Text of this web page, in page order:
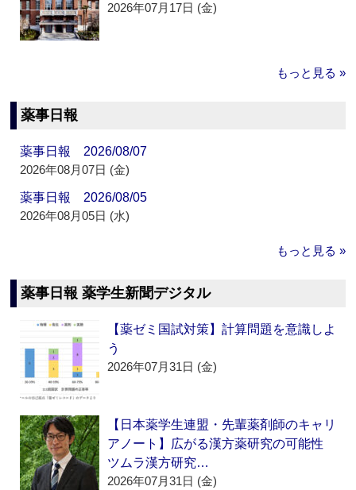
2026年07月17日 (金)
もっと見る »
薬事日報
薬事日報 2026/08/07
2026年08月07日 (金)
薬事日報 2026/08/05
2026年08月05日 (水)
もっと見る »
薬事日報 薬学生新聞デジタル
【薬ゼミ国試対策】計算問題を意識しよ
う
2026年07月31日 (金)
【日本薬学生連盟・先輩薬剤師のキャリ
アノート】広がる漢方薬研究の可能性
ツムラ漢方研究…
2026年07月31日 (金)